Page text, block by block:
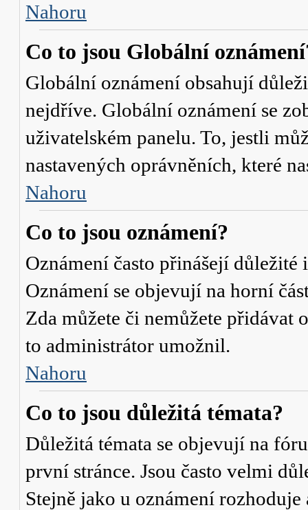
Nahoru
Co to jsou Globální
Globální oznámení obsahují
nejdříve. Globální oznámení se
uživatelském panelu. To, jestli
nastavených oprávněních, které
Nahoru
Co to jsou oznámení?
Oznámení často přinášejí
Oznámení se objevují na horní
Zda můžete či nemůžete přidávat
to administrátor umožnil.
Nahoru
Co to jsou důležitá témata?
Důležitá témata se objevují na
první stránce. Jsou často velmi
Stejně jako u oznámení